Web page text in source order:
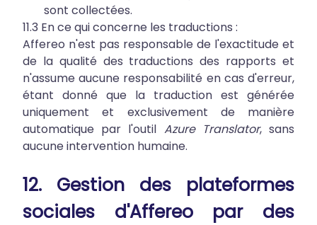
sont collectées.
11.3 En ce qui concerne les traductions :
Affereo n'est pas responsable de l'exactitude et
de la qualité des traductions des rapports et
n'assume aucune responsabilité en cas d'erreur,
étant donné que la traduction est générée
uniquement et exclusivement de manière
automatique par l'outil Azure Translator, sans
aucune intervention humaine.
12. Gestion des plateformes
sociales d'Affereo par des